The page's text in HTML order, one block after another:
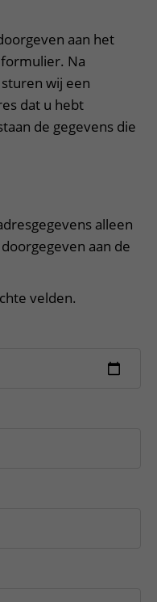
aan het
Na
wij een
dat u hebt
de gegevens die
alleen
aan de
velden.